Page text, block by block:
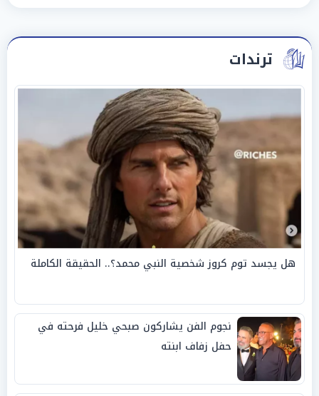
ترندات
هل يجسد توم كروز شخصية النبي محمد؟.. الحقيقة الكاملة
نجوم الفن يشاركون صبحي خليل فرحته في
حفل زفاف ابنته